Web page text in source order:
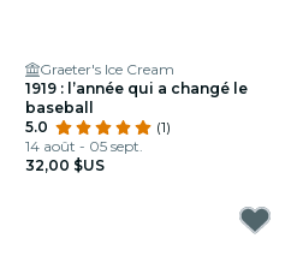
Graeter's Ice Cream
1919 : l’année qui a changé le
baseball
5.0
(1)
14 août - 05 sept.
32,00 $US